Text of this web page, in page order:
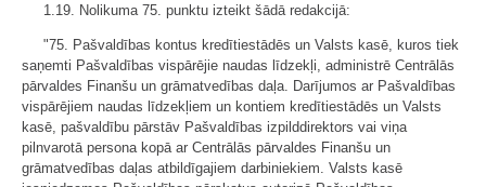
1.19. Nolikuma 75. punktu izteikt šādā redakcijā:
"75. Pašvaldības kontus kredītiestādēs un Valsts kasē, kuros tiek
saņemti Pašvaldības vispārējie naudas līdzekļi, administrē Centrālās
pārvaldes Finanšu un grāmatvedības daļa. Darījumos ar Pašvaldības
vispārējiem naudas līdzekļiem un kontiem kredītiestādēs un Valsts
kasē, pašvaldību pārstāv Pašvaldības izpilddirektors vai viņa
pilnvarotā persona kopā ar Centrālās pārvaldes Finanšu un
grāmatvedības daļas atbildīgajiem darbiniekiem. Valsts kasē